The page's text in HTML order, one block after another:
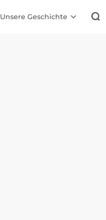
Unsere Geschichte